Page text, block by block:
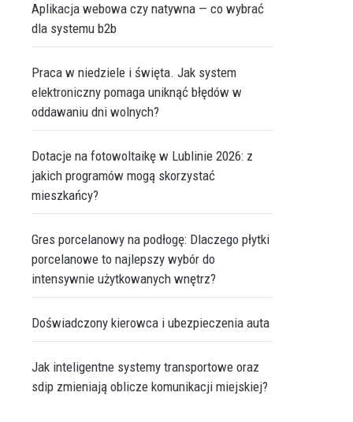
Aplikacja webowa czy natywna — co wybrać
dla systemu b2b
Praca w niedziele i święta. Jak system
elektroniczny pomaga uniknąć błędów w
oddawaniu dni wolnych?
Dotacje na fotowoltaikę w Lublinie 2026: z
jakich programów mogą skorzystać
mieszkańcy?
Gres porcelanowy na podłogę: Dlaczego płytki
porcelanowe to najlepszy wybór do
intensywnie użytkowanych wnętrz?
Doświadczony kierowca i ubezpieczenia auta
Jak inteligentne systemy transportowe oraz
sdip zmieniają oblicze komunikacji miejskiej?